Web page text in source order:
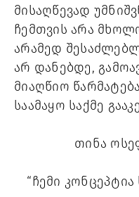
მისაღწევად
ჩემთვის არა
არამედ
არ დანებდე,
მიაღწიო
საამაყო საქმე
თინა
“ჩემი